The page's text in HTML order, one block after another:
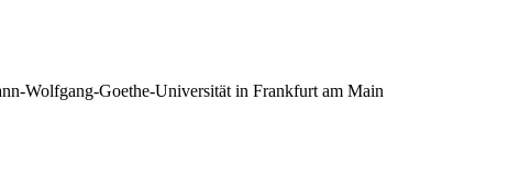
Wolfgang-Goethe-Universität in Frankfurt am Main